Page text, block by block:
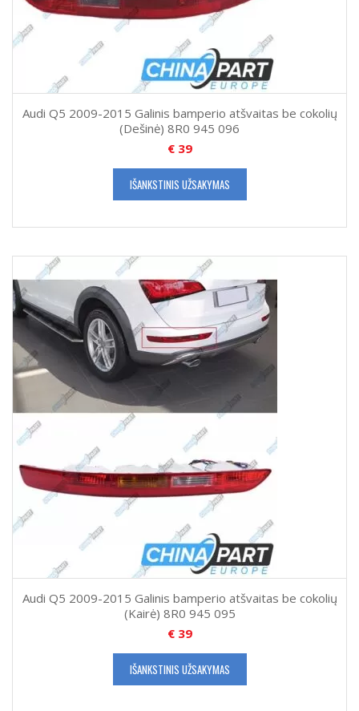
Audi Q5 2009-2015 Galinis bamperio atšvaitas be cokolių
(Dešinė) 8R0 945 096
€39
IŠANKSTINIS UŽSAKYMAS
Audi Q5 2009-2015 Galinis bamperio atšvaitas be cokolių
(Kairė) 8R0 945 095
€39
IŠANKSTINIS UŽSAKYMAS